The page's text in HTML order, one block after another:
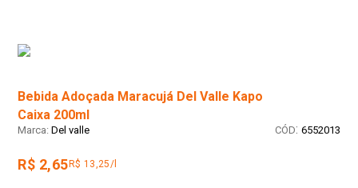
Bebida Adoçada Maracujá Del Valle Kapo
Caixa 200ml
Del valle : 6552013
R$ 2,65 R$ 13,25/l